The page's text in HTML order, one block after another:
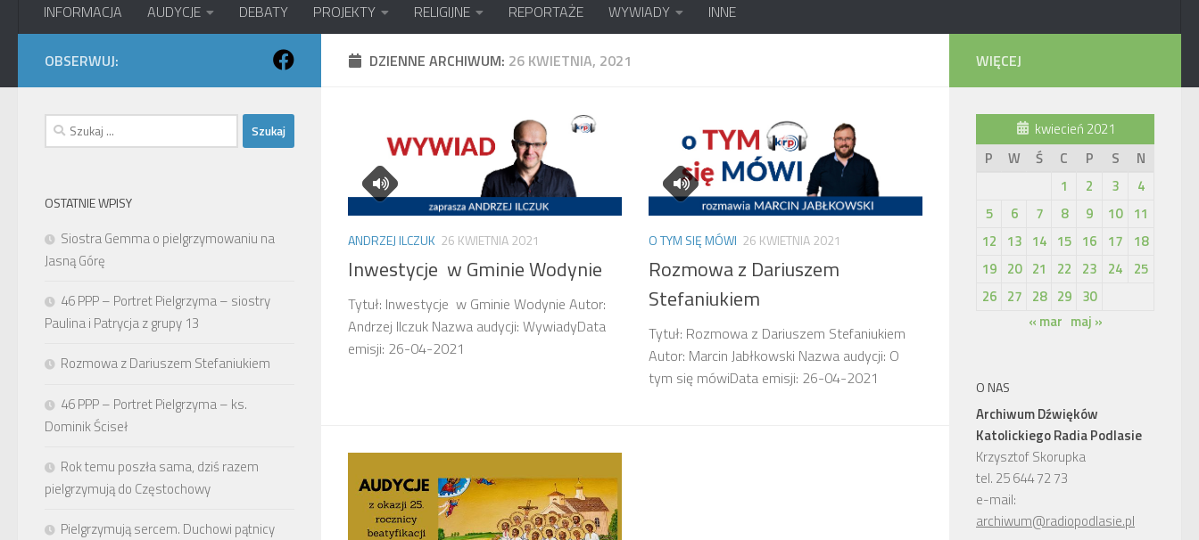
INFORMACJA AUDYCJE DEBATY PROJEKTY RELIGIJNE REPORTAŻE WYWIADY INNE
DZIENNE ARCHIWUM: 26 KWIETNIA, 2021
ANDRZEJ ILCZUK 26 KWIETNIA 2021
Inwestycje w Gminie Wodynie
Tytuł: Inwestycje w Gminie Wodynie Autor:
Andrzej Ilczuk Nazwa audycji: WywiadyData
emisji: 26-04-2021
O TYM SIĘ MÓWI 26 KWIETNIA 2021
Rozmowa z Dariuszem
Stefaniukiem
Tytuł: Rozmowa z Dariuszem Stefaniukiem
Autor: Marcin Jabłkowski Nazwa audycji: O
tym się mówiData emisji: 26-04-2021
OBSERWUJ:
Szukaj:
OSTATNIE WPISY
Siostra Gemma o pielgrzymowaniu na
Jasną Górę
46 PPP – Portret Pielgrzyma – siostry
Paulina i Patrycja z grupy 13
Rozmowa z Dariuszem Stefaniukiem
46 PPP – Portret Pielgrzyma – ks.
Dominik Ściseł
Rok temu poszła sama, dziś razem
pielgrzymują do Częstochowy
Pielgrzymują sercem. Duchowi pątnicy
WIĘCEJ
kwiecień 2021
P
W Ś C P S
N
1
2 3
4
5
6 7 8 9 10
11
12
13 14 15 16 17
18
19 20 21 22 23 24
25
26 27 28 29 30
« mar maj »
O NAS
Archiwum Dźwięków
Katolickiego Radia Podlasie
Krzysztof Skorupka
tel. 25 644 72 73
e-mail:
archiwum@radiopodlasie.pl